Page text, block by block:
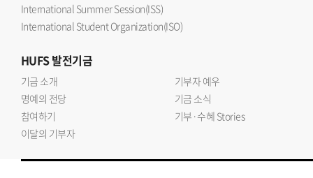
International Summer Session(ISS)
International Student Organization(ISO)
HUFS발전기금
기금 소개
기부자 예우
명예의 전당
기금 소식
참여하기
기부·수혜 Stories
이달의 기부자